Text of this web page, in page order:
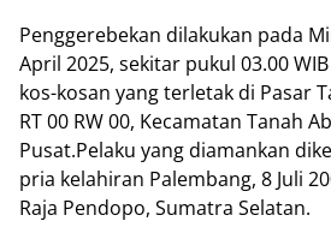
Penggerebekan dilakukan pada
April 2025, sekitar pukul 03.00
kos-kosan yang terletak di Pasar
RT 00 RW 00, Kecamatan Tanah
Pusat.Pelaku yang diamankan
pria kelahiran Palembang, 8 Juli
Raja Pendopo, Sumatra Selatan.